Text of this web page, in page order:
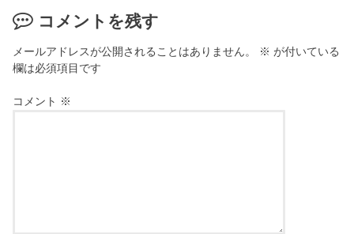
コメントを残す
メールアドレスが公開されることはありません。 ※ が付いている
欄は必須項目です
コメント ※